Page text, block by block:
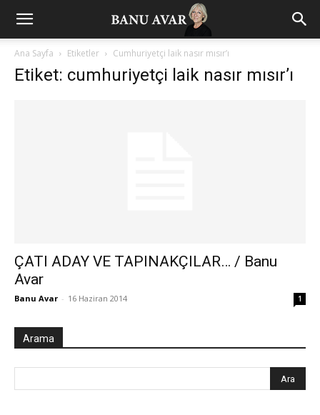
Ana Sayfa Etiketler Cumhuriyetçi laik nasır mısır’ı
Etiket: cumhuriyetçi laik nasır mısır’ı
ÇATI ADAY VE TAPINAKÇILAR… / Banu
Avar
Banu Avar - 16 Haziran 2014 1
Arama